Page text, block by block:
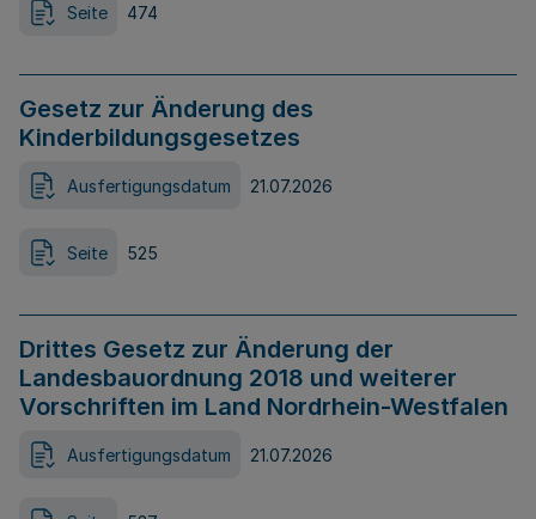
Seite 474
Gesetz zur Änderung des
Kinderbildungsgesetzes
Ausfertigungsdatum 21.07.2026
Seite 525
Drittes Gesetz zur Änderung der
Landesbauordnung 2018 und weiterer
Vorschriften im Land Nordrhein-Westfalen
Ausfertigungsdatum 21.07.2026